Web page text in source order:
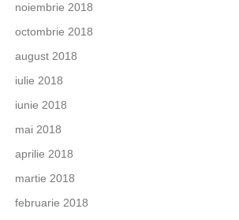
noiembrie 2018
octombrie 2018
august 2018
iulie 2018
iunie 2018
mai 2018
aprilie 2018
martie 2018
februarie 2018